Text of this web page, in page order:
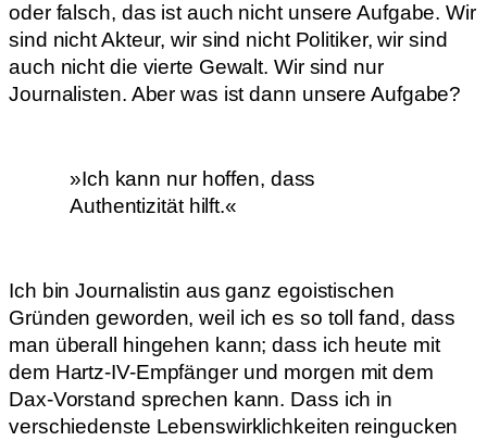
oder falsch, das ist auch nicht unsere Aufgabe. Wir
sind nicht Akteur, wir sind nicht Politiker, wir sind
auch nicht die vierte Gewalt. Wir sind nur
Journalisten. Aber was ist dann unsere Aufgabe?
»Ich kann nur hoffen, dass
Authentizität hilft.«
Ich bin Journalistin aus ganz egoistischen
Gründen geworden, weil ich es so toll fand, dass
man überall hingehen kann; dass ich heute mit
dem Hartz-IV-Empfänger und morgen mit dem
Dax-Vorstand sprechen kann. Dass ich in
verschiedenste Lebenswirklichkeiten reingucken